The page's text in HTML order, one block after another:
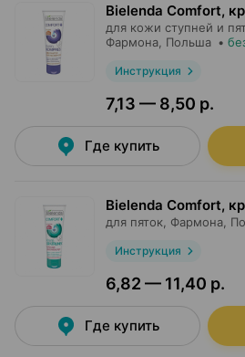
Bielenda Comfort,
для кожи ступней и
Фармона , Польша •
Инструкция
7,13 — 8,50 р.
Где купить
Bielenda Comfort,
для пяток, Фармона ,
Инструкция
6,82 — 11,40 р.
Где купить